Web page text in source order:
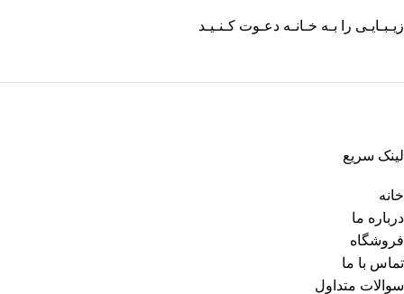
زیـبـایـی را بـه خـانـه دعـوت کـنـیـد
لینک سریع
خانه
درباره ما
فروشگاه
تماس با ما
سوالات متداول